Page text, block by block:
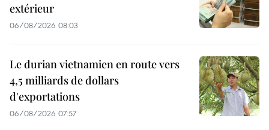
extérieur
06/08/2026 08:03
Le durian vietnamien en route vers
4,5 milliards de dollars
d'exportations
06/08/2026 07:57